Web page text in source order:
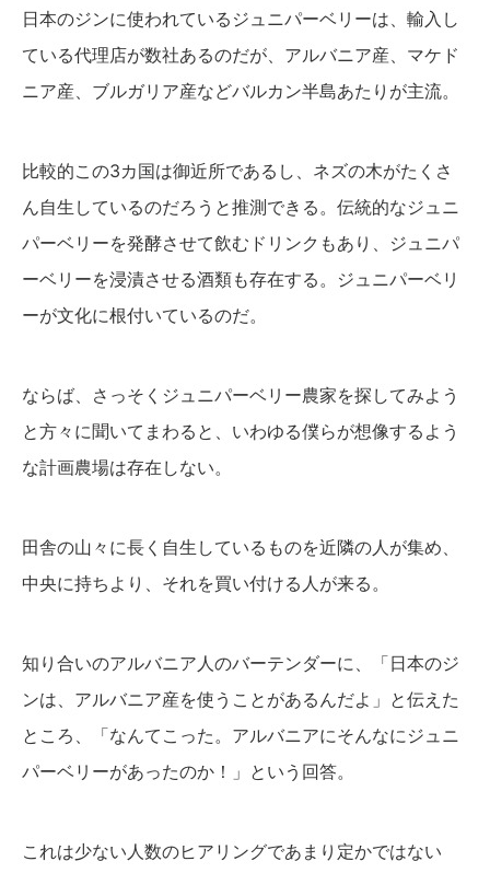
日本のジンに使われているジュニパーベリーは、輸入し
ている代理店が数社あるのだが、アルバニア産、マケド
ニア産、ブルガリア産などバルカン半島あたりが主流。
比較的この3カ国は御近所であるし、ネズの木がたくさ
ん自生しているのだろうと推測できる。伝統的なジュニ
パーベリーを発酵させて飲むドリンクもあり、ジュニパ
ーベリーを浸漬させる酒類も存在する。ジュニパーベリ
ーが文化に根付いているのだ。
ならば、さっそくジュニパーベリー農家を探してみよう
と方々に聞いてまわると、いわゆる僕らが想像するよう
な計画農場は存在しない。
田舎の山々に長く自生しているものを近隣の人が集め、
中央に持ちより、それを買い付ける人が来る。
知り合いのアルバニア人のバーテンダーに、「日本のジ
ンは、アルバニア産を使うことがあるんだよ」と伝えた
ところ、「なんてこった。アルバニアにそんなにジュニ
パーベリーがあったのか！」という回答。
これは少ない人数のヒアリングであまり定かではない